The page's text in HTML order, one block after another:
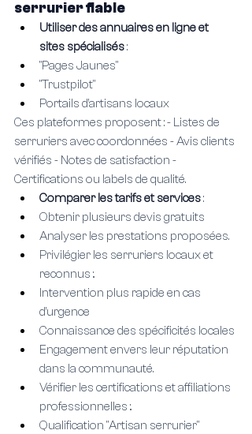
serrurier fiable
Utiliser des annuaires en ligne et
sites spécialisés :
"Pages Jaunes"
"Trustpilot"
Portails d’artisans locaux
Ces plateformes proposent : - Listes de
serruriers avec coordonnées - Avis clients
vérifiés - Notes de satisfaction -
Certifications ou labels de qualité.
Comparer les tarifs et services :
Obtenir plusieurs devis gratuits
Analyser les prestations proposées.
Privilégier les serruriers locaux et
reconnus :.
Intervention plus rapide en cas
d’urgence
Connaissance des spécificités locales
Engagement envers leur réputation
dans la communauté.
Vérifier les certifications et affiliations
professionnelles :.
Qualification "Artisan serrurier"